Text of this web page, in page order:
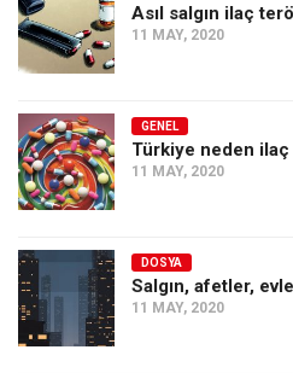
Asıl salgın ilaç
11 MAY, 2020
GENEL
Türkiye neden
11 MAY, 2020
DOSYA
Salgın, afetler,
11 MAY, 2020